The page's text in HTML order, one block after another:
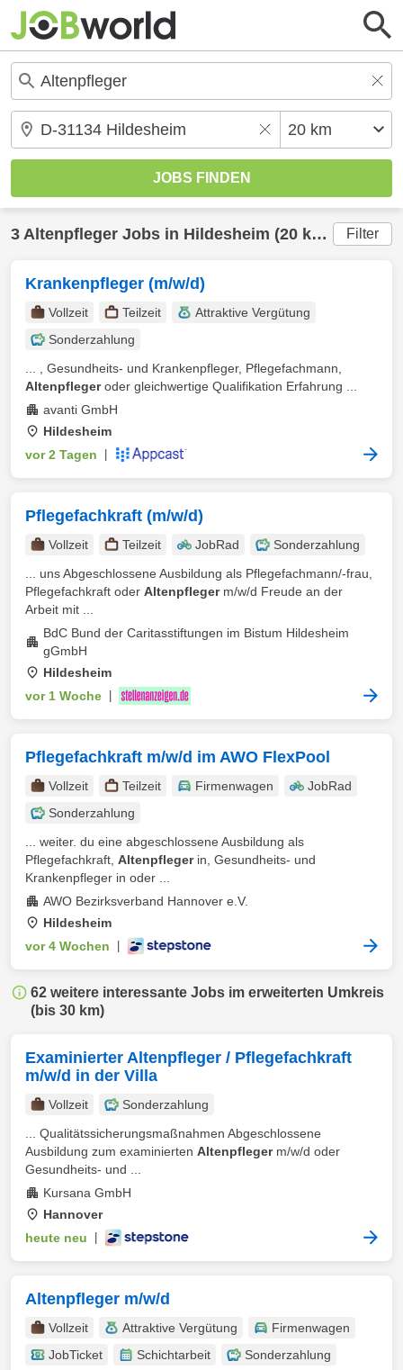
3 Altenpfleger Jobs in Hildesheim (20 km) gefunden Filter
Krankenpfleger (m/w/d)
Vollzeit Teilzeit
Attraktive Vergütung
Sonderzahlung
... , Gesundheits- und Krankenpfleger, Pflegefachmann,
Altenpflegeroder gleichwertige Qualifikation Erfahrung ...
avanti GmbH
Hildesheim
vor 2 Tagen
Pflegefachkraft (m/w/d)
Vollzeit Teilzeit JobRad
Sonderzahlung
... uns Abgeschlossene Ausbildung als Pflegefachmann/-frau,
Pflegefachkraft oder Altenpflegerm/w/d Freude an der
Arbeit mit ...
BdC Bund der Caritasstiftungen im Bistum Hildesheim
gGmbH
Hildesheim
vor 1 Woche
Pflegefachkraft m/w/d im AWO FlexPool
Vollzeit Teilzeit Firmenwagen
JobRad
Sonderzahlung
... weiter. du eine abgeschlossene Ausbildung als
Pflegefachkraft, Altenpflegerin, Gesundheits- und
Krankenpfleger in oder ...
AWO Bezirksverband Hannover e.V.
Hildesheim
vor 4 Wochen
62 weitere interessante Jobs im erweiterten Umkreis
(bis 30 km)
Examinierter Altenpfleger / Pflegefachkraft
m/w/d in der Villa
Vollzeit
Sonderzahlung
... Qualitätssicherungsmaßnahmen Abgeschlossene
Ausbildung zum examinierten Altenpflegerm/w/d oder
Gesundheits- und ...
Kursana GmbH
Hannover
heute neu
Altenpfleger m/w/d
Vollzeit Attraktive Vergütung
Firmenwagen
JobTicket
Schichtarbeit
Sonderzahlung